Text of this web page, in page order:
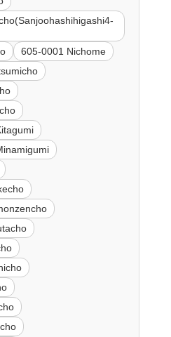
605-0001 Nichome